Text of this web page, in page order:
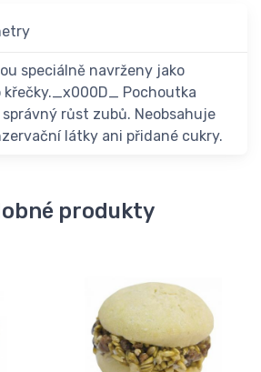
speciálně navrženy jako
křečky._x000D_ Pochoutka
růst zubů. Neobsahuje
látky ani přidané cukry.
produkty